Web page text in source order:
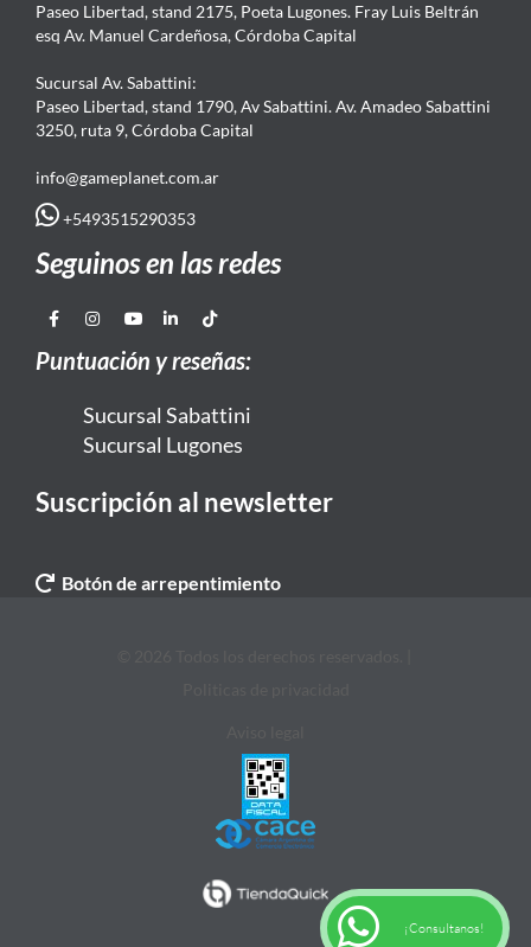
Paseo Libertad, stand 2175, Poeta Lugones. Fray Luis Beltrán
esq Av. Manuel Cardeñosa, Córdoba Capital
Sucursal Av. Sabattini:
Paseo Libertad, stand 1790, Av Sabattini. Av. Amadeo Sabattini
3250, ruta 9, Córdoba Capital
info@gameplanet.com.ar
+5493515290353
Seguinos en las redes
Puntuación y reseñas:
Sucursal Sabattini
Sucursal Lugones
Suscripción al newsletter
Botón de arrepentimiento
¡Consultanos!